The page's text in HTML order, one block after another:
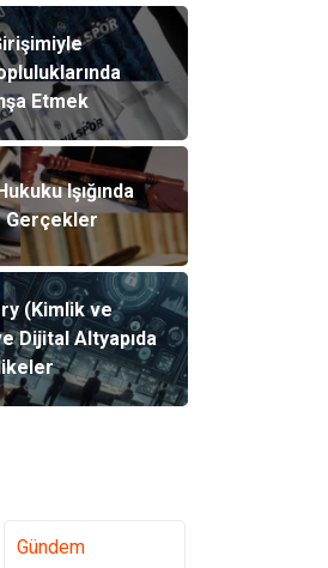
Etmek
Işığında
Gerçekler
(Kimlik ve
Dijital Altyapıda
Gündem